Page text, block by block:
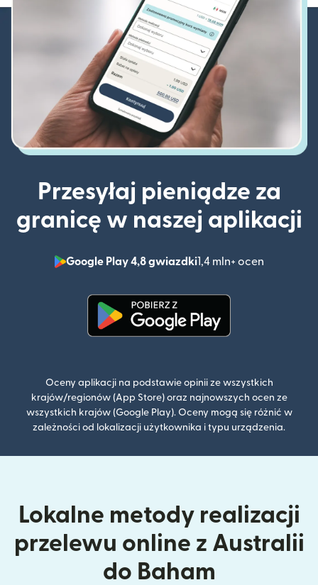
Przesyłaj pieniądze za
granicę w naszej aplikacji
Google Play 4,8 gwiazdki1,4 mln+ ocen
(otwiera
Oceny aplikacji na podstawie opinii ze wszystkich
krajów/regionów (App Store) oraz najnowszych ocen ze
wszystkich krajów (Google Play). Oceny mogą się różnić w
zależności od lokalizacji użytkownika i typu urządzenia.
Lokalne metody realizacji
przelewu online z Australii
do Baham